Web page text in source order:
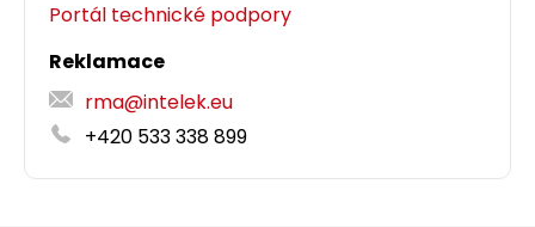
Portál technické podpory
Reklamace
rma@intelek.eu
+420 533 338 899